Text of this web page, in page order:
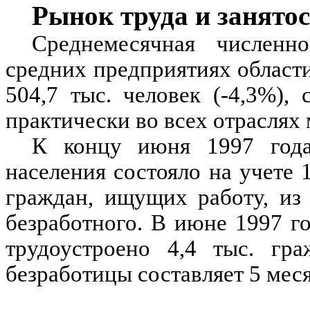
Рынок труда и
Среднемесячная
средних предприятиях
504,7 тыс. человек (-4,3%),
практически во всех
К концу июня 1997
населения состояло на
граждан, ищущих работу,
безработного. В июне 1997
трудоустроено 4,4 тыс.
безработицы составляет 5